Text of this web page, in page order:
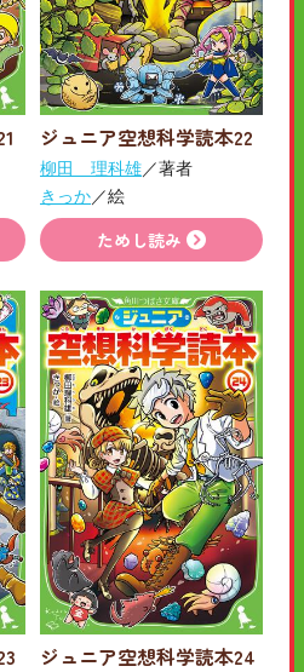
ジュニア空想科学読本22
柳田 理科雄／著者
きっか／絵
ためし読み
ジュニア空想科学読本24